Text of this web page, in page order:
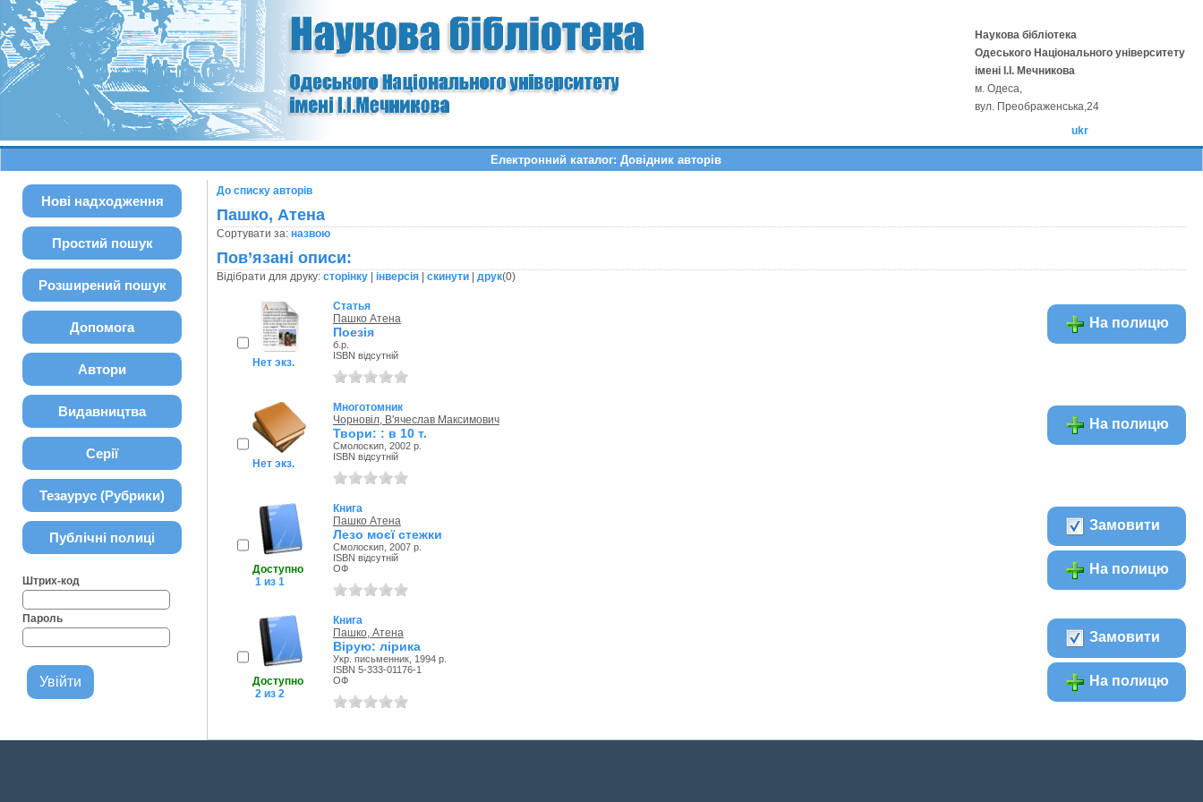
Наукова бібліотека
Одеського Національного університету
імені І.І. Мечникова
м. Одеса,
вул. Преображенська,24
ukr
Електронний каталог: Довідник авторів
Нові надходження
Простий пошук
Розширений пошук
Допомога
Автори
Видавництва
Серії
Тезаурус (Рубрики)
Публічні полиці
Штрих-код
Пароль
До списку авторів
Пашко, Атена
Сортувати за: назвою
Пов’язані описи:
Відібрати для друку: сторінку| інверсія| скинути| друк(0)
Нет экз.
Статья
Пашко Атена
Поезія
б.р.
ISBN відсутній
На полицю
Нет экз.
Многотомник
Чорновіл, В'ячеслав Максимович
Твори: : в 10 т.
Смолоскип, 2002 р.
ISBN відсутній
На полицю
Доступно
1 из 1
Книга
Пашко Атена
Лезо моєї стежки
Смолоскип, 2007 р.
ISBN відсутній
ОФ
Замовити
На полицю
Доступно
2 из 2
Книга
Пашко, Атена
Вірую: лірика
Укр. письменник, 1994 р.
ISBN 5-333-01176-1
ОФ
Замовити
На полицю